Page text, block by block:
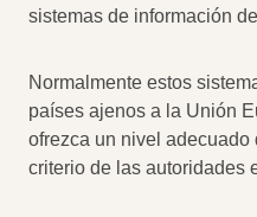
sistemas de información
Normalmente estos
países ajenos a la Unión
ofrezca un nivel adecuado
criterio de las autoridades